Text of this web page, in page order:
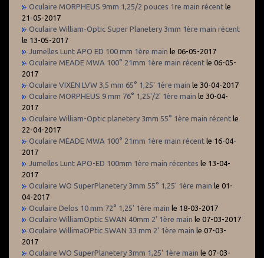
Oculaire MORPHEUS 9mm 1,25/2 pouces 1re main récent le
21-05-2017
Oculaire William-Optic Super Planetery 3mm 1ère main récent
le 13-05-2017
Jumelles Lunt APO ED 100 mm 1ère main le 06-05-2017
Oculaire MEADE MWA 100° 21mm 1ère main récent le 06-05-
2017
Oculaire VIXEN LVW 3,5 mm 65° 1,25' 1ère main le 30-04-2017
Oculaire MORPHEUS 9 mm 76° 1,25'/2' 1ère main le 30-04-
2017
Oculaire William-Optic planetery 3mm 55° 1ère main récent le
22-04-2017
Oculaire MEADE MWA 100° 21mm 1ère main récent le 16-04-
2017
Jumelles Lunt APO-ED 100mm 1ère main récentes le 13-04-
2017
Oculaire WO SuperPlanetery 3mm 55° 1,25' 1ère main le 01-
04-2017
Oculaire Delos 10 mm 72° 1,25' 1ère main le 18-03-2017
Oculaire WilliamOptic SWAN 40mm 2' 1ère main le 07-03-2017
Oculaire WillimaOPtic SWAN 33 mm 2' 1ère main le 07-03-
2017
Oculaire WO SuperPlanetery 3mm 1,25' 1ère main le 07-03-